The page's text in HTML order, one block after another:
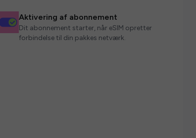
Aktivering af abonnement
Dit abonnement starter, når eSIM opretter
forbindelse til din pakkes netværk.